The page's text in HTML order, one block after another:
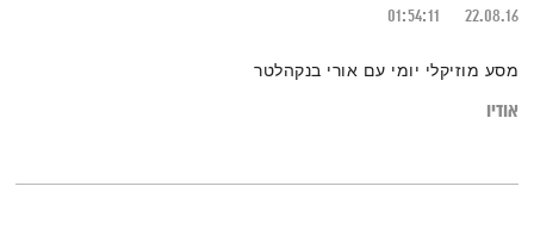
22.08.16
01:54:11
מסע מוזיקלי יומי עם אורי בנקהלטר
אודיו